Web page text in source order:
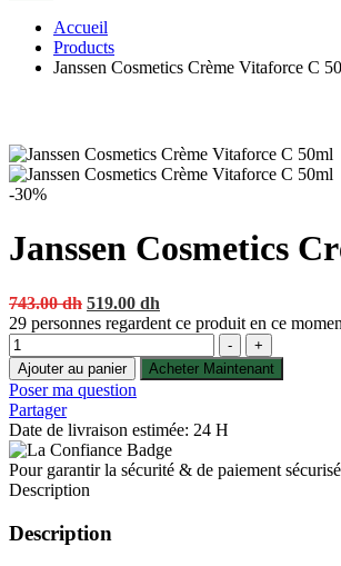
Accueil
Products
Janssen Cosmetics Crème Vitaforce C
-30%
Janssen Cosmetics
743.00dh Original
price
743.00 dh.
519.00 dh
price
519.00 dh.
29 personnes regardent ce produit en ce
Quantité
-
+
Ajouter au panier
Acheter Maintenant
Poser ma question
Partager
Date de livraison estimée: 24 H
Pour garantir la sécurité & de paiement sécurisé
Description
Description